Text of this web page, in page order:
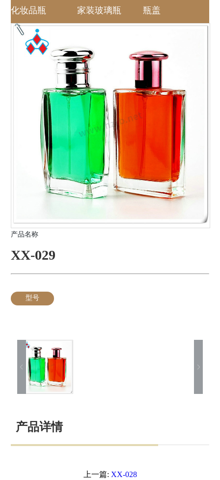
化妆品瓶 家装玻璃瓶 瓶盖
产品名称
XX-029
型号
产品详情
上一篇: XX-028